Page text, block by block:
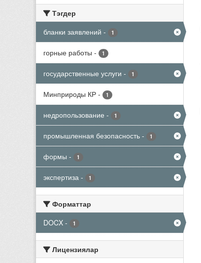
Тэгдер
бланки заявлений - 1
горные работы - 1
государственные услуги - 1
Минприроды КР - 1
недропользование - 1
промышленная безопасность - 1
формы - 1
экспертиза - 1
Форматтар
DOCX - 1
Лицензиялар